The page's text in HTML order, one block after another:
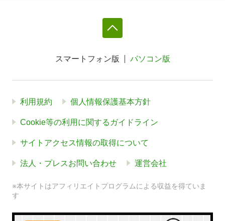
スマートフォン版 パソコン版
利用規約 個人情報保護基本方針
Cookie等の利用に関するガイドライン
サイトアクセス情報の取得について
法人・プレスお問い合わせ 運営会社
※本サイトはアフィリエイトプログラムによる収益を得ていま
す